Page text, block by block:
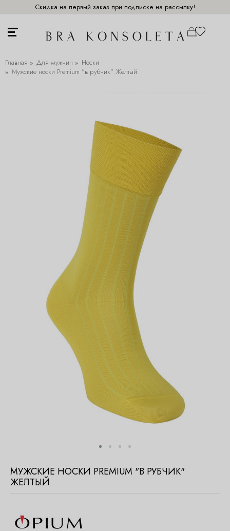
Скидка на первый заказ при подписке на рассылку!
Главная Для мужчин
Носки
Мужские носки Premium "в рубчик" Желтый
МУЖСКИЕ НОСКИ PREMIUM "В РУБЧИК"
ЖЕЛТЫЙ